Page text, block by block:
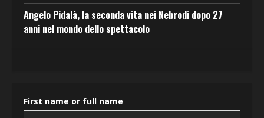
Angelo Pidalà, la seconda vita nei Nebrodi dopo 27
anni nel mondo dello spettacolo
First name or full name